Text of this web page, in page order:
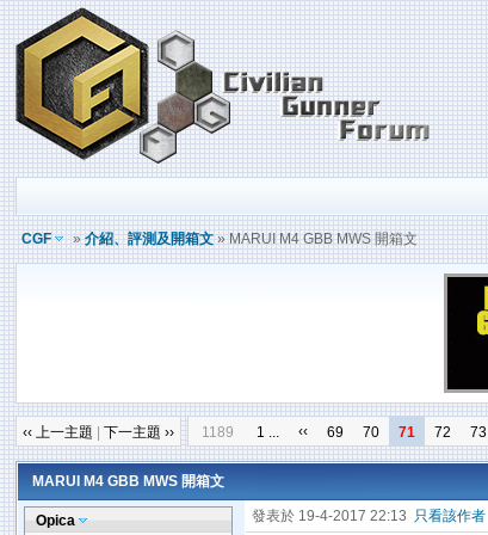
CGF »介紹、評測及開箱文» MARUI M4 GBB MWS 開箱文
‹‹ 上一主題 |下一主題 ›› 1189 1 ... ‹‹ 69 70 71 72 73
MARUI M4 GBB MWS 開箱文
Opica 發表於 19-4-2017 22:13 只看該作者